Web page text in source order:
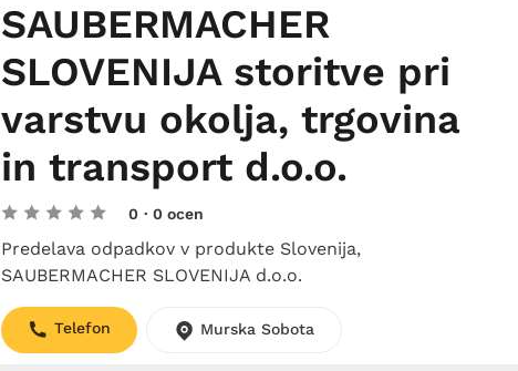
SAUBERMACHER
SLOVENIJA storitve pri
varstvu okolja, trgovina
in transport d.o.o.
0 · 0 ocen
Predelava odpadkov v produkte Slovenija,
SAUBERMACHER SLOVENIJA d.o.o.
Telefon Murska Sobota